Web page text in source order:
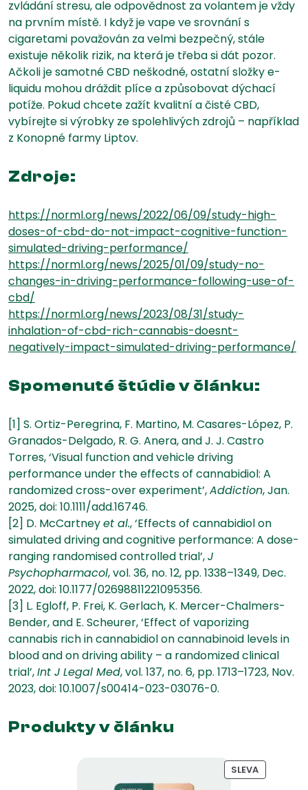
zvládání stresu, ale odpovědnost za volantem je vždy
na prvním místě. I když je vape ve srovnání s
cigaretami považován za velmi bezpečný, stále
existuje několik rizik, na která je třeba si dát pozor.
Ačkoli je samotné CBD neškodné, ostatní složky e-
liquidu mohou dráždit plíce a způsobovat dýchací
potíže. Pokud chcete zažít kvalitní a čisté CBD,
vybírejte si výrobky ze spolehlivých zdrojů – například
z Konopné farmy Liptov.
Zdroje:
https://norml.org/news/2022/06/09/study-high-
doses-of-cbd-do-not-impact-cognitive-function-
simulated-driving-performance/
https://norml.org/news/2025/01/09/study-no-
changes-in-driving-performance-following-use-of-
cbd/
https://norml.org/news/2023/08/31/study-
inhalation-of-cbd-rich-cannabis-doesnt-
negatively-impact-simulated-driving-performance/
Spomenuté štúdie v článku:
[1] S. Ortiz-Peregrina, F. Martino, M. Casares-López, P.
Granados-Delgado, R. G. Anera, and J. J. Castro
Torres, ‘Visual function and vehicle driving
performance under the effects of cannabidiol: A
randomized cross-over experiment’,Addiction, Jan.
2025, doi: 10.1111/add.16746.
[2] D. McCartneyet al., ‘Effects of cannabidiol on
simulated driving and cognitive performance: A dose-
ranging randomised controlled trial’,J
Psychopharmacol, vol. 36, no. 12, pp. 1338–1349, Dec.
2022, doi: 10.1177/02698811221095356.
[3] L. Egloff, P. Frei, K. Gerlach, K. Mercer-Chalmers-
Bender, and E. Scheurer, ‘Effect of vaporizing
cannabis rich in cannabidiol on cannabinoid levels in
blood and on driving ability – a randomized clinical
trial’,Int J Legal Med, vol. 137, no. 6, pp. 1713–1723, Nov.
2023, doi: 10.1007/s00414-023-03076-0.
Produkty v článku
SLEVAPRODUKT
NA